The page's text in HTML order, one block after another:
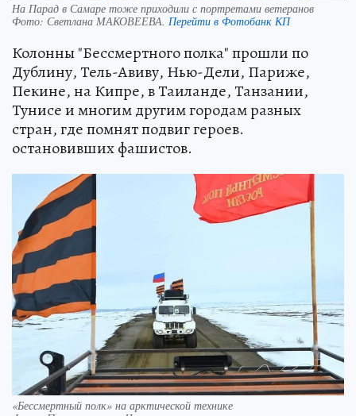
На Парад в Самаре тоже приходили с портретами ветеранов
Фото: Светлана МАКОВЕЕВА. Перейти в Фотобанк КП
Колонны "Бессмертного полка" прошли по
Дублину, Тель-Авиву, Нью-Дели, Париже,
Пекине, на Кипре, в Таиланде, Танзании,
Тунисе и многим другим городам разных
стран, где помнят подвиг героев.
остановивших фашистов.
«Бессмертный полк» на арктической технике